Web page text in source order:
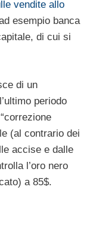
vendite allo
esempio banca
di cui si
di un
periodo
(al contrario dei
accise e dalle
l’oro nero
a 85$.